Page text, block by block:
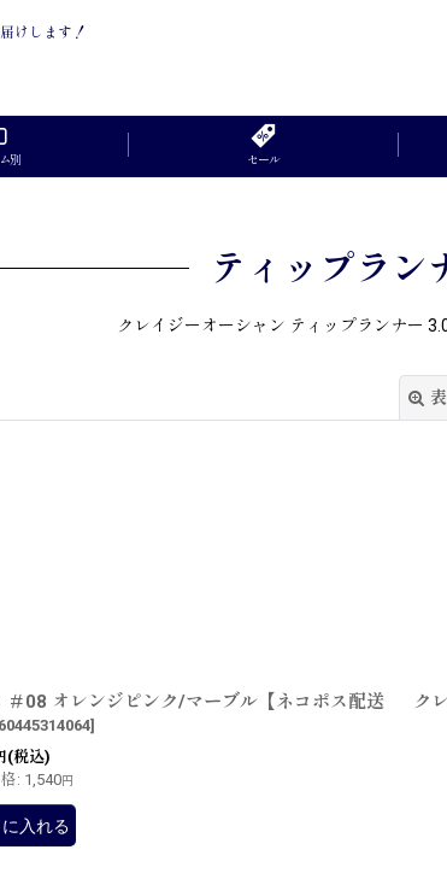
けします！
別 セール
ティップラン
クレイジーオーシャン ティップランナー
08 オレンジピンク/マーブル【ネコポス配送
]
(税込)
: 1,540円
入れる
ク